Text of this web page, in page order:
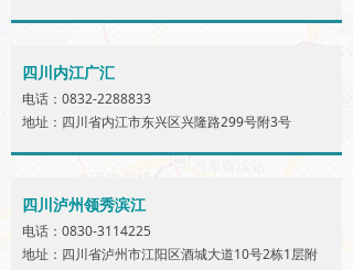
四川内江广汇
电话：0832-2288833
地址：四川省内江市东兴区兴隆路299号附3号
四川泸州领秀滨江
电话：0830-3114225
地址：四川省泸州市江阳区酒城大道10号2栋1层附